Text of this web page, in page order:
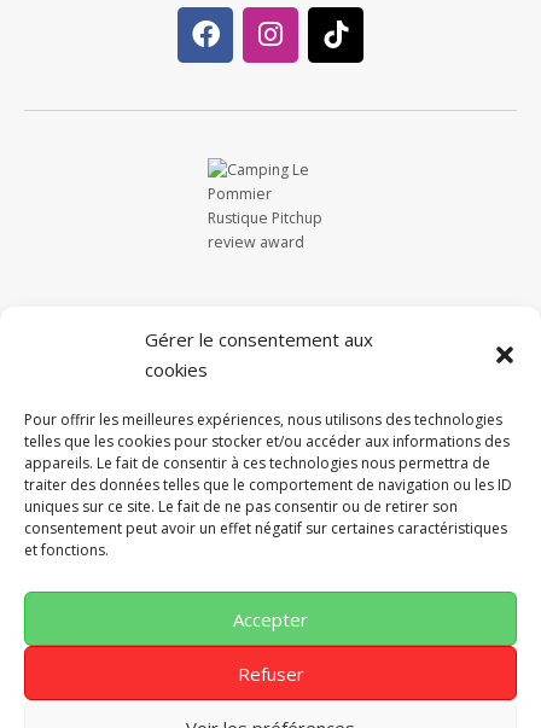
Gérer le consentement aux
cookies
Pour offrir les meilleures expériences, nous utilisons des technologies
telles que les cookies pour stocker et/ou accéder aux informations des
appareils. Le fait de consentir à ces technologies nous permettra de
traiter des données telles que le comportement de navigation ou les ID
uniques sur ce site. Le fait de ne pas consentir ou de retirer son
consentement peut avoir un effet négatif sur certaines caractéristiques
et fonctions.
Accepter
Refuser